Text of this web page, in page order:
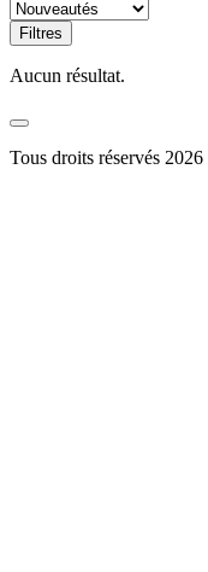
Filtres
Aucun résultat.
Tous droits réservés